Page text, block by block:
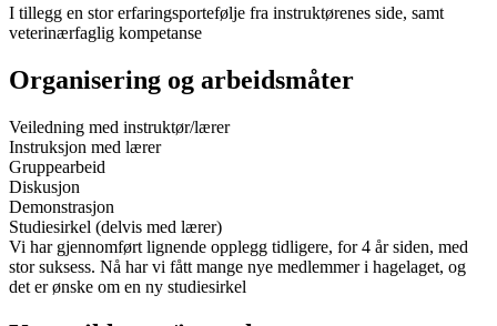
I tillegg en stor erfaringsportefølje fra instruktørenes side, samt
veterinærfaglig kompetanse
Organisering og arbeidsmåter
Veiledning med instruktør/lærer
Instruksjon med lærer
Gruppearbeid
Diskusjon
Demonstrasjon
Studiesirkel (delvis med lærer)
Vi har gjennomført lignende opplegg tidligere, for 4 år siden, med
stor suksess. Nå har vi fått mange nye medlemmer i hagelaget, og
det er ønske om en ny studiesirkel